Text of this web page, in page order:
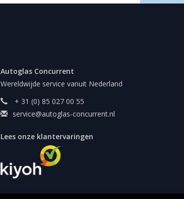
Autoglas Concurrent
Wereldwijde service vanuit Nederland
+ 31 (0) 85 027 00 55
service@autoglas-concurrent.nl
Lees onze klantervaringen